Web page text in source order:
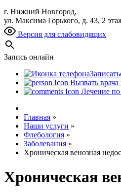
г. Нижний Новгород,
ул. Максима Горького, д. 43, 2
Версия для слабовидящих
Запись онлайн
Вызвать
Лечение
Главная »
Наши услуги »
Флебология »
Заболевания »
Хроническая венозная
Хроническая